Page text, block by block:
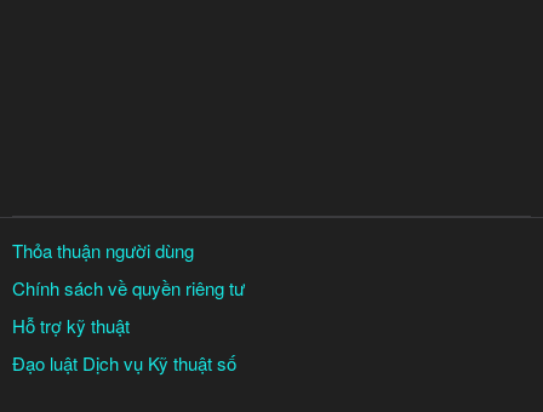
Thỏa thuận người dùng
Chính sách về quyền riêng tư
Hỗ trợ kỹ thuật
Đạo luật Dịch vụ Kỹ thuật số